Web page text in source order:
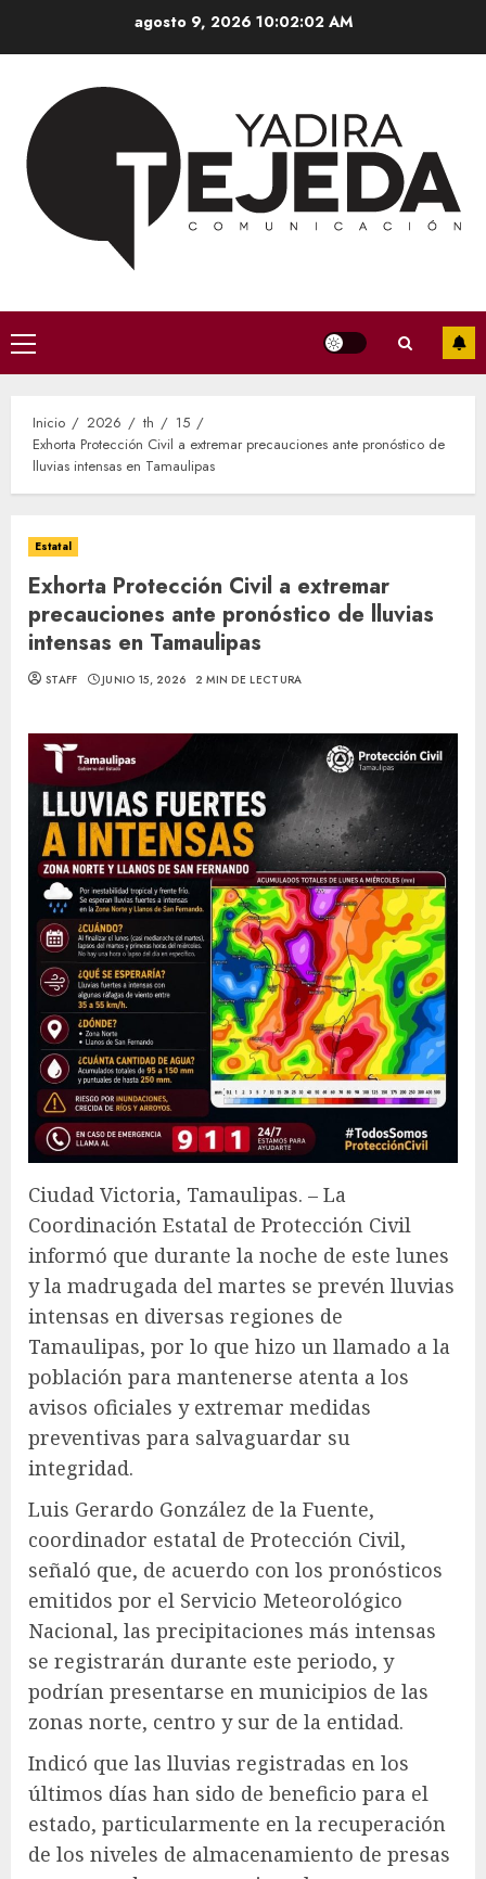
agosto 9, 2026 10:02:02 AM
Menú
principal
Inicio 2026 th
15
Exhorta Protección Civil a extremar precauciones ante pronóstico de
lluvias intensas en Tamaulipas
Estatal
Exhorta Protección Civil a extremar
precauciones ante pronóstico de lluvias
intensas en Tamaulipas
STAFF JUNIO 15, 2026 2 MIN DE LECTURA
Ciudad Victoria, Tamaulipas. – La
Coordinación Estatal de Protección Civil
informó que durante la noche de este lunes
y la madrugada del martes se prevén lluvias
intensas en diversas regiones de
Tamaulipas, por lo que hizo un llamado a la
población para mantenerse atenta a los
avisos oficiales y extremar medidas
preventivas para salvaguardar su
integridad.
Luis Gerardo González de la Fuente,
coordinador estatal de Protección Civil,
señaló que, de acuerdo con los pronósticos
emitidos por el Servicio Meteorológico
Nacional, las precipitaciones más intensas
se registrarán durante este periodo, y
podrían presentarse en municipios de las
zonas norte, centro y sur de la entidad.
Indicó que las lluvias registradas en los
últimos días han sido de beneficio para el
estado, particularmente en la recuperación
de los niveles de almacenamiento de presas